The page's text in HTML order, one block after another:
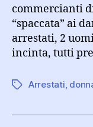
commercianti
“spaccata” ai
arrestati, 2
incinta, tutti
Tag Arrestati,